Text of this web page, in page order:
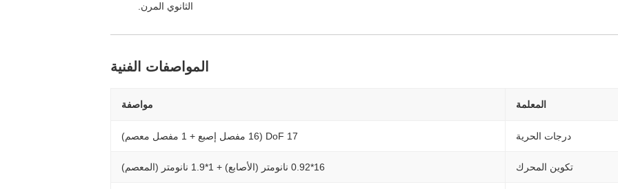
الثانوي المرن.
المواصفات الفنية
المعلمة مواصفة
درجات الحرية 17 DoF (16 مفصل إصبع + 1 مفصل معصم)
تكوين المحرك 16*0.92 نانومتر (الأصابع) + 1*1.9 نانومتر (المعصم)